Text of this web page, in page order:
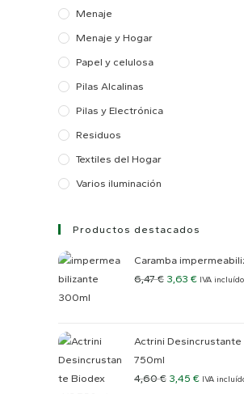
Menaje
Menaje y Hogar
Papel y celulosa
Pilas Alcalinas
Pilas y Electrónica
Residuos
Textiles del Hogar
Varios iluminación
Productos destacados
Caramba
6,47€ 3,63 € IVA incluído
Actrini Desincrustante
750ml
4,60€ 3,45 € IVA